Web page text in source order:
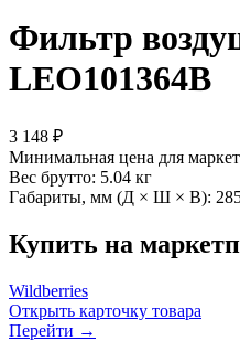
Фильтр
LEO101364B
3 148 ₽
Минимальная цена для
Вес брутто: 5.04 кг
Габариты, мм (Д × Ш × В):
Купить на
Wildberries
Открыть карточку товара
Перейти →